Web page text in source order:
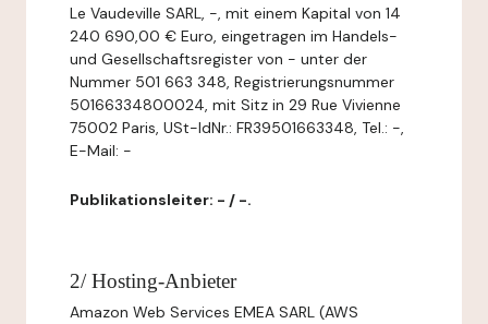
Le Vaudeville SARL, -, mit einem Kapital von 14
240 690,00 € Euro, eingetragen im Handels-
und Gesellschaftsregister von - unter der
Nummer 501 663 348, Registrierungsnummer
50166334800024, mit Sitz in 29 Rue Vivienne
75002 Paris, USt-IdNr.: FR39501663348, Tel.: -,
E-Mail: -
Publikationsleiter: - / -.
2/ Hosting-Anbieter
Amazon Web Services EMEA SARL (AWS